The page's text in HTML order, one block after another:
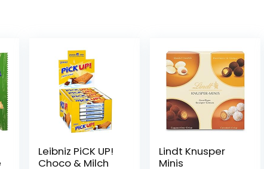
Leibniz PiCK UP!
Choco & Milch
Lindt Knusper
Minis